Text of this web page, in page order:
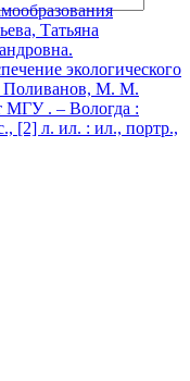
Татьяна
экологического
Поливанов, М. М.
. – Вологда :
л. ил. : ил., портр.,